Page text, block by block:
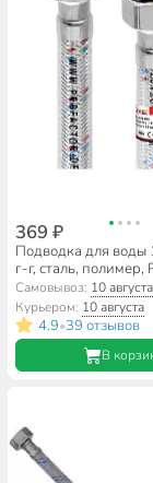
369 ₽
Подводка для воды
г-г, сталь, полимер,
Самовывоз: 10 августа
Курьером: 10 августа
4.9•39 отзывов
В